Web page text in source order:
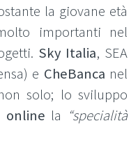
la giovane età
importanti nel
Sky Italia, SEA
e CheBanca nel
solo; lo sviluppo
online la “specialità